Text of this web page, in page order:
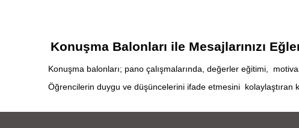
Konuşma Balonları ile Mesajlarınızı
Konuşma balonları; pano çalışmalarında, değerler eğitimi,
Öğrencilerin duygu ve düşüncelerini ifade etmesini kolaylaştıran